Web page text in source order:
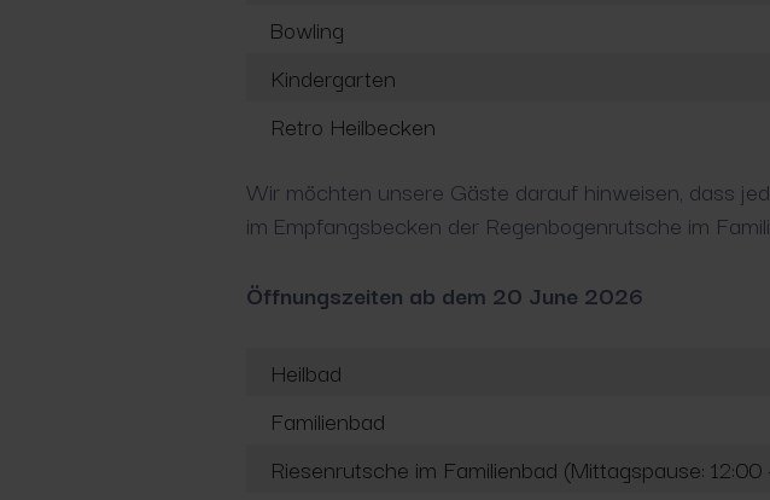
Bowling
Kindergarten
Retro Heilbecken
Wir möchten unsere Gäste darauf hinweisen, dass
im Empfangsbecken der Regenbogenrutsche im
Öffnungszeiten ab dem 20 June 2026
Heilbad
Familienbad
Riesenrutsche im Familienbad (Mittagspause: 12:00